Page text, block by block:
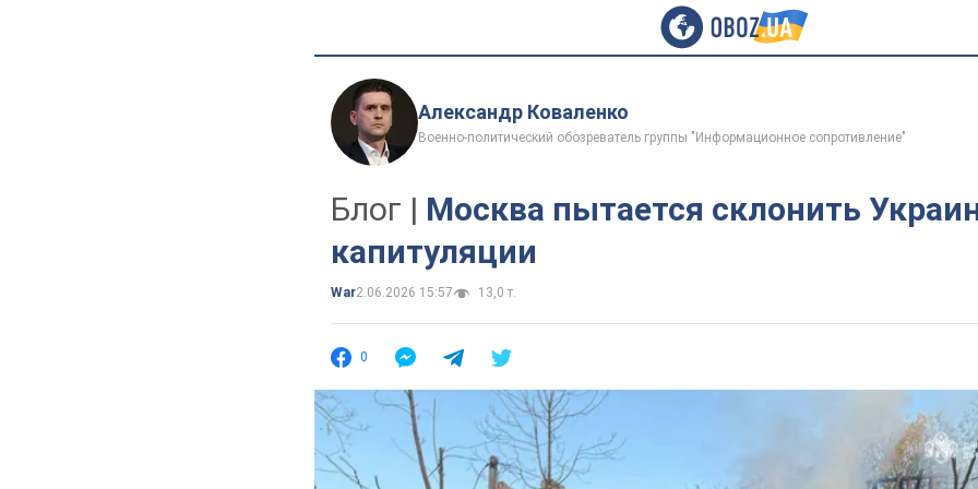
Александр Коваленко
Военно-политический обозреватель группы "Информационное сопротивление"
Блог | Москва пытается склонить
капитуляции
War2.06.2026 15:57 13,0 т.
0